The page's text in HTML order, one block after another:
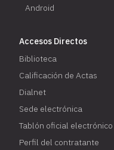
Android
Accesos Directos
Biblioteca
Calificación de Actas
Dialnet
Sede electrónica
Tablón oficial electrónico
Perfil del contratante